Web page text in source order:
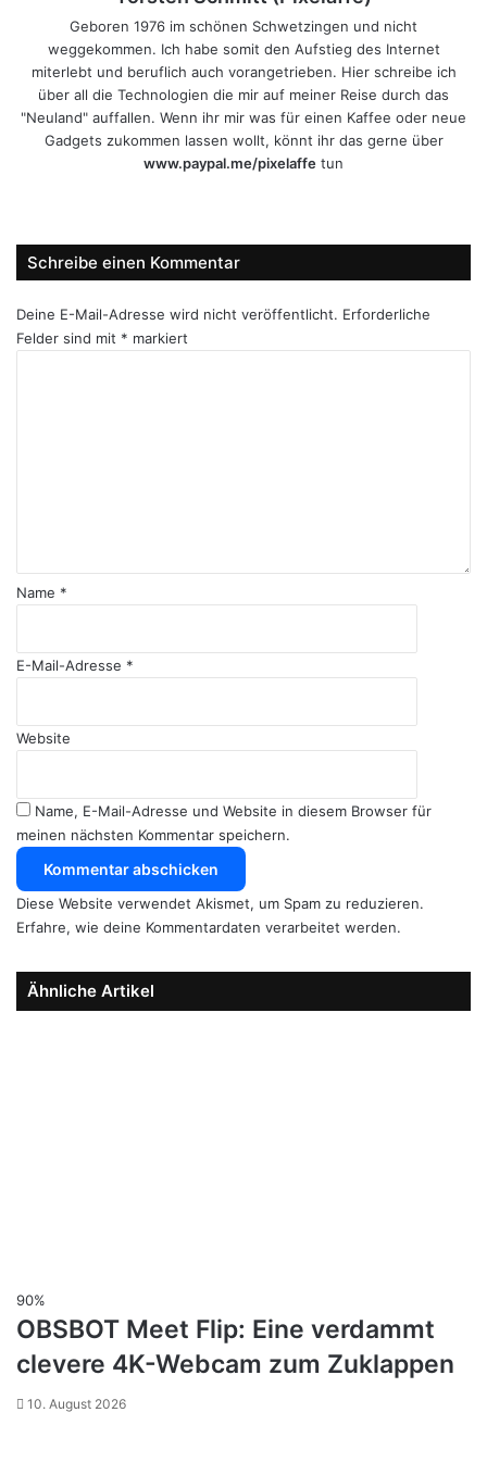
Geboren 1976 im schönen Schwetzingen und nicht
weggekommen. Ich habe somit den Aufstieg des Internet
miterlebt und beruflich auch vorangetrieben. Hier schreibe ich
über all die Technologien die mir auf meiner Reise durch das
"Neuland" auffallen. Wenn ihr mir was für einen Kaffee oder neue
Gadgets zukommen lassen wollt, könnt ihr das gerne über
www.paypal.me/pixelaffe tun
Schreibe einen Kommentar
Deine E-Mail-Adresse wird nicht veröffentlicht. Erforderliche
Felder sind mit * markiert
*
Name *
E-Mail-Adresse *
Website
Name, E-Mail-Adresse und Website in diesem Browser für
meinen nächsten Kommentar speichern.
Diese Website verwendet Akismet, um Spam zu reduzieren.
Erfahre, wie deine Kommentardaten verarbeitet werden.
Ähnliche Artikel
90%
OBSBOT Meet Flip: Eine verdammt
clevere 4K-Webcam zum Zuklappen
10. August 2026